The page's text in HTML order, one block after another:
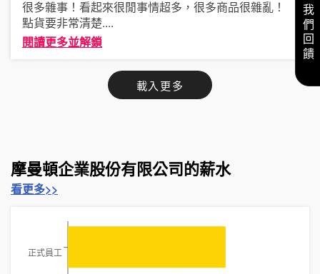
很多雜事！看起來很閒事情超多，很多商品很雜亂！
點貨要非常清楚....
閱讀更多並解鎖
載入更多
摩曼頓企業股份有限公司的薪水
看更多>>
正式員工
給我們回饋